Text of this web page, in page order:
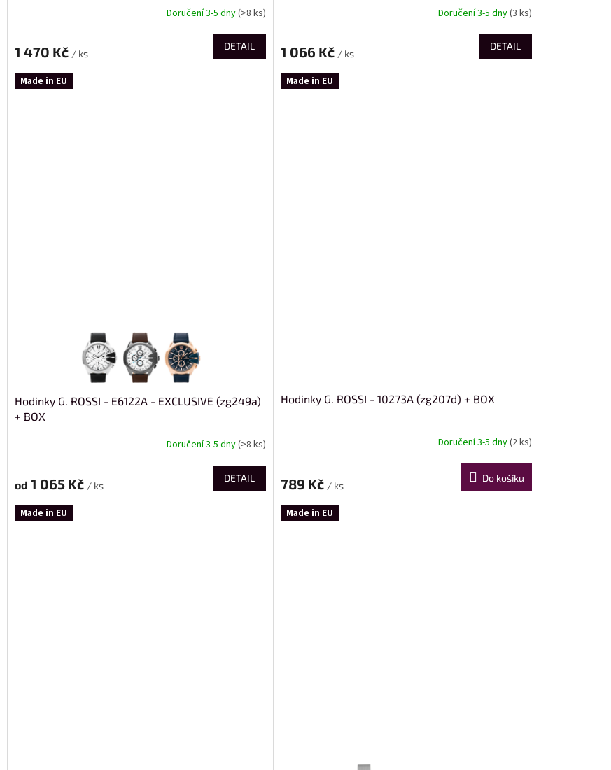
Doručení 3-5 dny(>8 ks)
1 470 Kč / ks
DETAIL
Doručení 3-5 dny(3 ks)
1 066 Kč / ks
DETAIL
Made in EU
Hodinky G. ROSSI - E6122A - EXCLUSIVE (zg249a)
+ BOX
Doručení 3-5 dny(>8 ks)
od 1 065 Kč / ks
DETAIL
Made in EU
Hodinky G. ROSSI - 10273A (zg207d) + BOX
Doručení 3-5 dny(2 ks)
789 Kč / ks
Do košíku
Made in EU Made in EU